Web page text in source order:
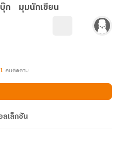
ก มุมนักเขียน
1 คนติดตาม
ลเล็กชัน